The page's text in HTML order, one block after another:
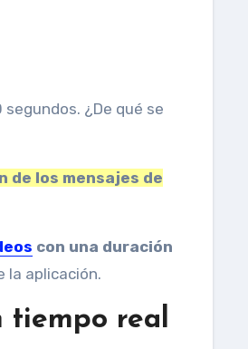
de los mensajes de
con una duración
la aplicación.
tiempo real